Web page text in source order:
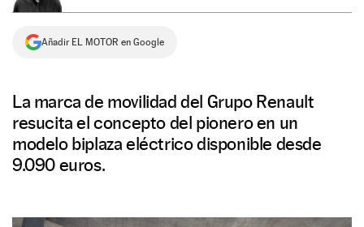
Añadir EL MOTOR en Google
La marca de movilidad del Grupo Renault
resucita el concepto del pionero en un
modelo biplaza eléctrico disponible desde
9.090 euros.